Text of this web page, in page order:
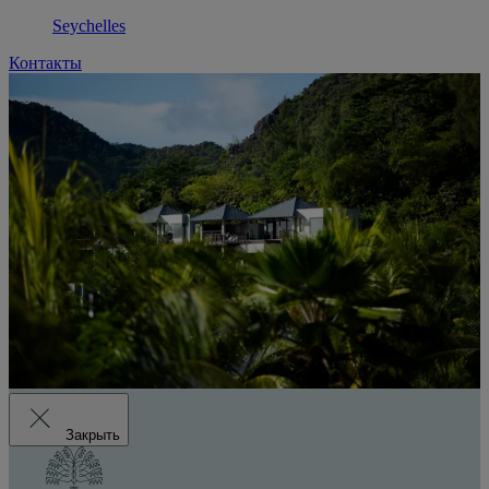
Seychelles
Контакты
Закрыть